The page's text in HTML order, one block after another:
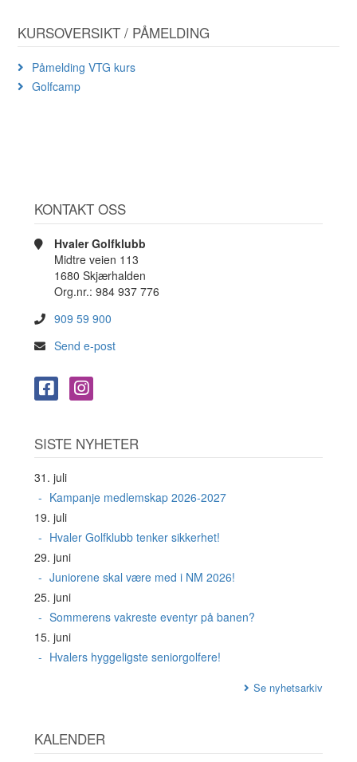
KURSOVERSIKT / PÅMELDING
Påmelding VTG kurs
Golfcamp
KONTAKT OSS
Hvaler Golfklubb
Midtre veien 113
1680 Skjærhalden
Org.nr.: 984 937 776
909 59 900
Send e-post
SISTE NYHETER
31. juli
Kampanje medlemskap 2026-2027
19. juli
Hvaler Golfklubb tenker sikkerhet!
29. juni
Juniorene skal være med i NM 2026!
25. juni
Sommerens vakreste eventyr på banen?
15. juni
Hvalers hyggeligste seniorgolfere!
Se nyhetsarkiv
KALENDER